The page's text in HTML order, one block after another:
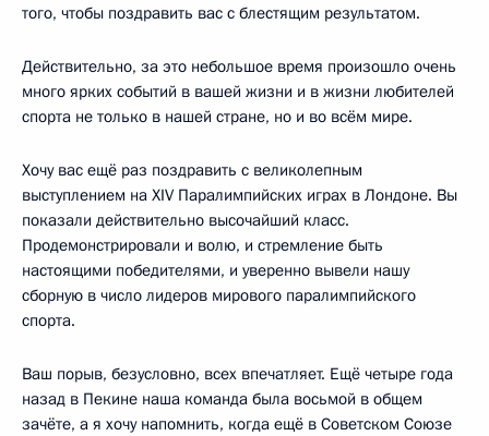
того, чтобы поздравить вас с блестящим результатом.
Действительно, за это небольшое время произошло очень
много ярких событий в вашей жизни и в жизни любителей
спорта не только в нашей стране, но и во всём мире.
Хочу вас ещё раз поздравить с великолепным
выступлением на XIV Паралимпийских играх в Лондоне. Вы
показали действительно высочайший класс.
Продемонстрировали и волю, и стремление быть
настоящими победителями, и уверенно вывели нашу
сборную в число лидеров мирового паралимпийского
спорта.
Ваш порыв, безусловно, всех впечатляет. Ещё четыре года
назад в Пекине наша команда была восьмой в общем
зачёте, а я хочу напомнить, когда ещё в Советском Союзе